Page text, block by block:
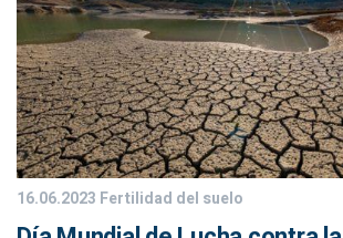
16.06.2023 Fertilidad del suelo